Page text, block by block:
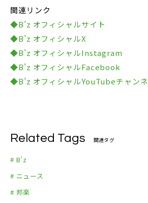
関連リンク
◆B’z オフィシャルサイト
◆B’z オフィシャルX
◆B’z オフィシャルInstagram
◆B’z オフィシャルFacebook
◆B’z オフィシャルYouTubeチャン
Related Tags 関連タグ
# B’z
# ニュース
# 邦楽